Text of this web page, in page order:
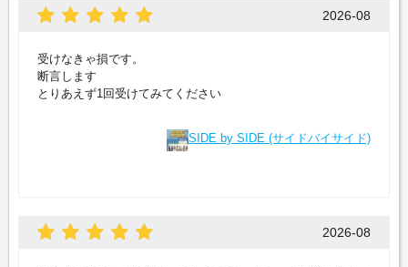
2026-08
受けなきゃ損です。
断言します
とりあえず1回受けてみてください
SIDE by SIDE (サイドバイサイド)
2026-08